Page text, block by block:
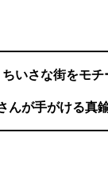
ちいさな街をモチ
んが手がける真